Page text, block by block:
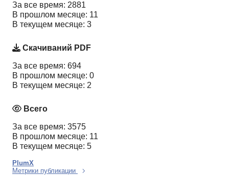
За все время: 2881
В прошлом месяце: 11
В текущем месяце: 3
Скачиваний PDF
За все время: 694
В прошлом месяце: 0
В текущем месяце: 2
Всего
За все время: 3575
В прошлом месяце: 11
В текущем месяце: 5
PlumX
Метрики публикации